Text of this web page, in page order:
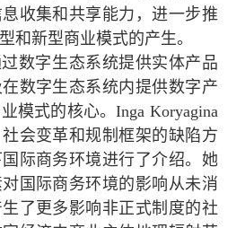
收集和共享能力，进一步推
和新型商业模式的产生。
数字生态系统提供实体产品
数字生态系统内提供数字产
模式的核心。Inga Koryagina
会变革和规制框架的缺陷方
际商务环境进行了介绍。她
国际商务环境的影响从未消
了更多影响非正式制度的社